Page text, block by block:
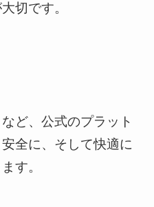
切です。
ど、公式のプラット
全に、そして快適に
す。